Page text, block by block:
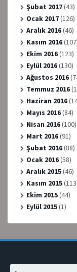
Şubat 2017(43)
Ocak 2017(126)
Aralık 2016(46)
Kasım 2016
Ekim 2016(123)
Eylül 2016(130)
Ağustos 2016
Temmuz 2016
Haziran 2016
Mayıs 2016(84)
Nisan 2016(100)
Mart 2016(91)
Şubat 2016(88)
Ocak 2016(58)
Aralık 2015(46)
Kasım 2015
Ekim 2015(44)
Eylül 2015(1)
Arama: